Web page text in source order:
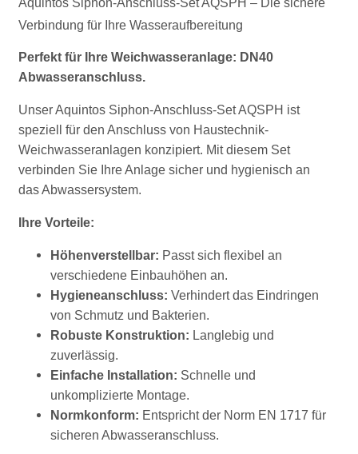
Aquintos Siphon-Anschluss-Set AQSPH – Die sichere
Verbindung für Ihre Wasseraufbereitung
Perfekt für Ihre Weichwasseranlage: DN40
Abwasseranschluss.
Unser Aquintos Siphon-Anschluss-Set AQSPH ist
speziell für den Anschluss von Haustechnik-
Weichwasseranlagen konzipiert. Mit diesem Set
verbinden Sie Ihre Anlage sicher und hygienisch an
das Abwassersystem.
Ihre Vorteile:
Höhenverstellbar: Passt sich flexibel an
verschiedene Einbauhöhen an.
Hygieneanschluss: Verhindert das Eindringen
von Schmutz und Bakterien.
Robuste Konstruktion: Langlebig und
zuverlässig.
Einfache Installation: Schnelle und
unkomplizierte Montage.
Normkonform: Entspricht der Norm EN 1717 für
sicheren Abwasseranschluss.